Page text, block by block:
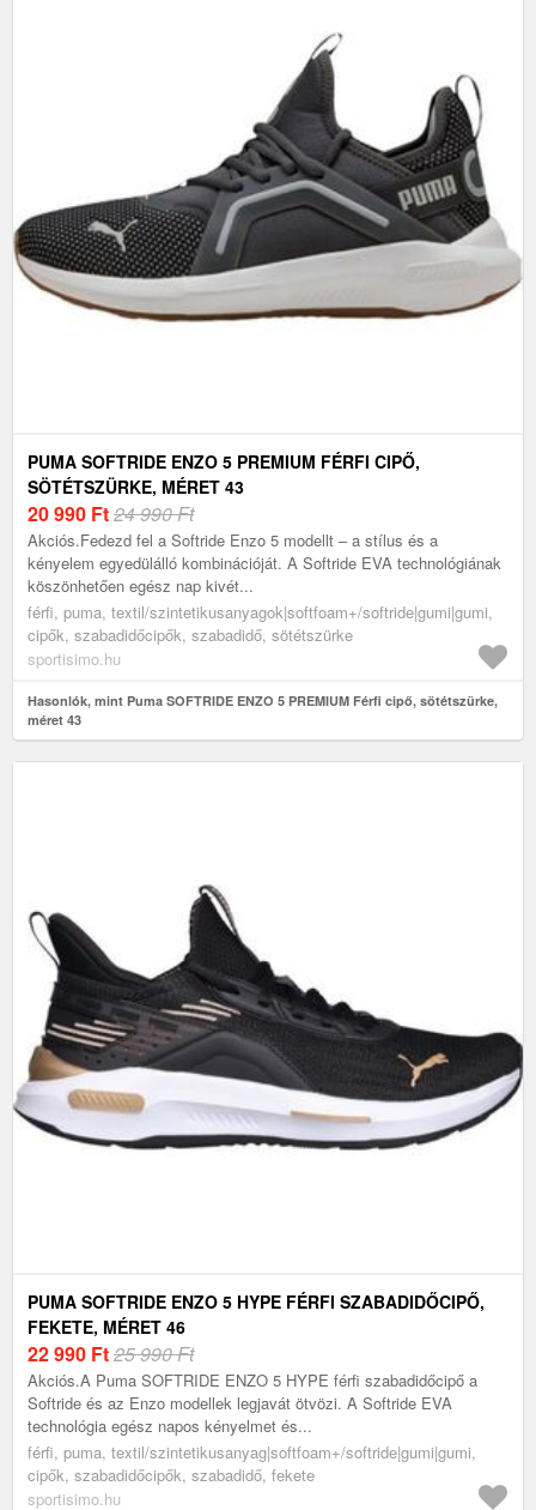
PUMA SOFTRIDE ENZO 5 PREMIUM FÉRFI CIPŐ,
SÖTÉTSZÜRKE, MÉRET 43
20 990 Ft24 990 Ft
Akciós.Fedezd fel a Softride Enzo 5 modellt – a stílus és a
kényelem egyedülálló kombinációját. A Softride EVA technológiának
köszönhetően egész nap kivét...
férfi, puma, textil/szintetikusanyagok|softfoam+/softride|gumi|gumi,
cipők, szabadidőcipők, szabadidő, sötétszürke
sportisimo.hu
Hasonlók, mint Puma SOFTRIDE ENZO 5 PREMIUM Férfi cipő, sötétszürke,
méret 43
PUMA SOFTRIDE ENZO 5 HYPE FÉRFI SZABADIDŐCIPŐ,
FEKETE, MÉRET 46
22 990 Ft25 990 Ft
Akciós.A Puma SOFTRIDE ENZO 5 HYPE férfi szabadidőcipő a
Softride és az Enzo modellek legjavát ötvözi. A Softride EVA
technológia egész napos kényelmet és...
férfi, puma, textil/szintetikusanyag|softfoam+/softride|gumi|gumi,
cipők, szabadidőcipők, szabadidő, fekete
sportisimo.hu